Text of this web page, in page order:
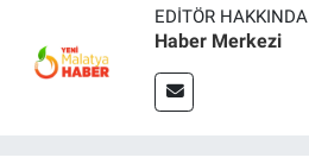
EDITÖR HAKKINDA
Haber Merkezi